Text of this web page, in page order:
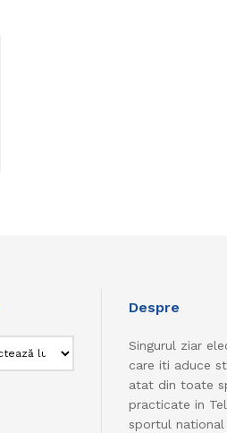
Despre
Singurul ziar
care iti aduce
atat din toate
practicate in
sportul